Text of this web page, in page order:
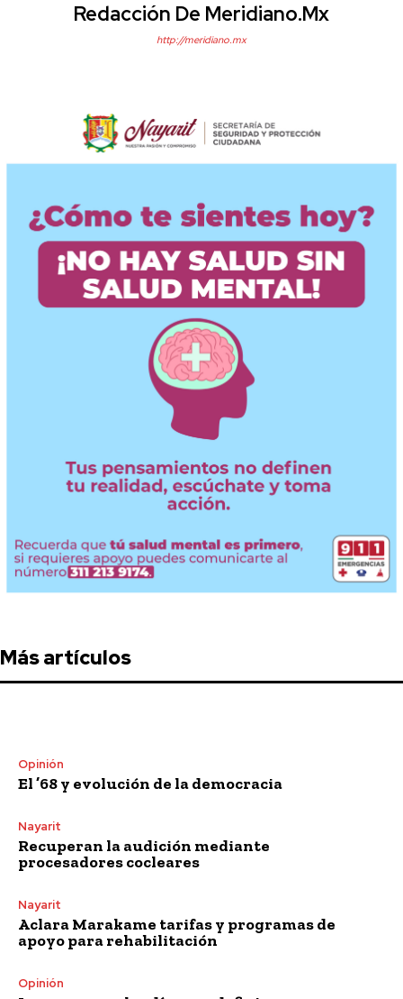
Redacción De Meridiano.mx
http://meridiano.mx
Más artículos
Opinión
El ’68 y evolución de la democracia
Nayarit
Recuperan la audición mediante
procesadores cocleares
Nayarit
Aclara Marakame tarifas y programas de
apoyo para rehabilitación
Opinión